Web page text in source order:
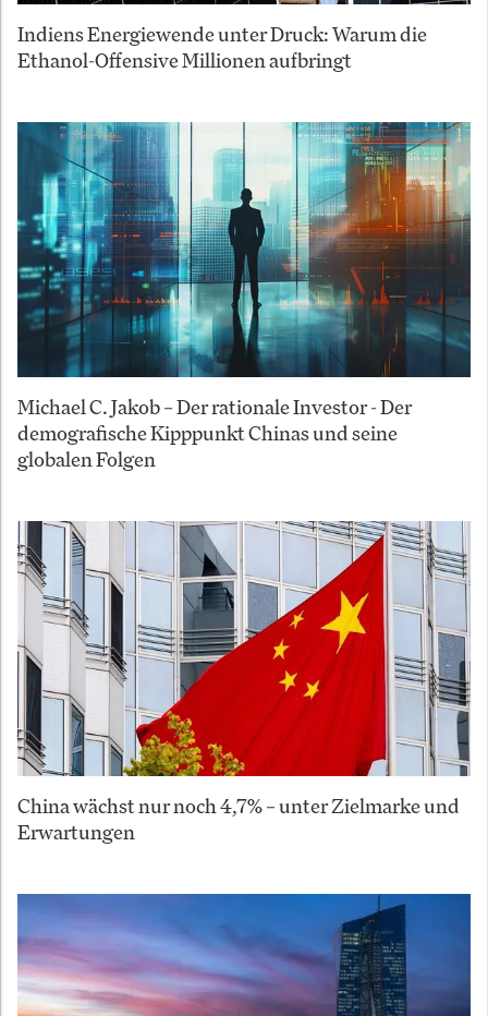
Indiens Energiewende unter Druck: Warum die
Ethanol-Offensive Millionen aufbringt
Michael C. Jakob – Der rationale Investor - Der
demografische Kipppunkt Chinas und seine
globalen Folgen
China wächst nur noch 4,7% – unter Zielmarke und
Erwartungen